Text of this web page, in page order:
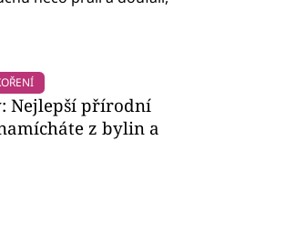
Nejlepší přírodní
z bylin a